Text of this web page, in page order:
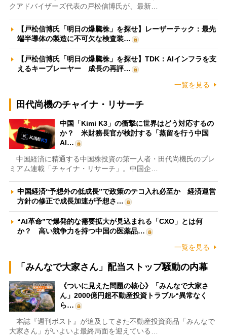
クアドバイザーズ代表の戸松信博氏が、最新…
【戸松信博氏「明日の爆騰株」を探せ】レーザーテック：最先
端半導体の製造に不可欠な検査装…
【戸松信博氏「明日の爆騰株」を探せ】TDK：AIインフラを支
えるキープレーヤー 成長の再評…
一覧を見る
田代尚機のチャイナ・リサーチ
中国「Kimi K3」の衝撃に世界はどう対応するの
か？ 米財務長官が検討する「蒸留を行う中国
AI…
中国経済に精通する中国株投資の第一人者・田代尚機氏のプレ
ミアム連載「チャイナ・リサーチ」。中国企…
中国経済“予想外の低成長”で政策のテコ入れ必至か 経済運営
方針の修正で成長加速が予想さ…
“AI革命”で爆発的な需要拡大が見込まれる「CXO」とは何
か？ 高い競争力を持つ中国の医薬品…
一覧を見る
「みんなで大家さん」配当ストップ騒動の内幕
《ついに見えた問題の核心》「みんなで大家さ
ん」2000億円超不動産投資トラブル“異常なく
ら…
本誌『週刊ポスト』が追及してきた不動産投資商品「みんなで
大家さん」がいよいよ最終局面を迎えている…